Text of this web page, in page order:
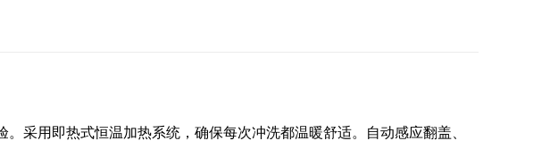
采用即热式恒温加热系统，确保每次冲洗都温暖舒适。自动感应翻盖、